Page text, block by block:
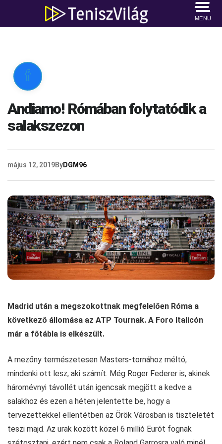
MENU

Andiamo! Rómában folytatódik a
salakszezon
május 12, 2019ByDGM96
Madrid után a megszokottnak megfelelően Róma a
következő állomása az ATP Tournak. A Foro Italicón
már a főtábla is elkészült.
A mezőny természetesen Masters-tornához méltó,
mindenki ott lesz, aki számít. Még Roger Federer is, akinek
háromévnyi távollét után igencsak megjött a kedve a
salakhoz és ezen a héten jelentette be, hogy a
tervezettekkel ellentétben az Örök Városban is tiszteletét
teszi majd. Az urak között közel 6 millió Eurót fognak